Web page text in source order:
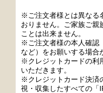
※ご注文者様とは異なる
おりません。ご家族ご親
ことは出来ません。
※ご注文者様の本人確認
など）をお願いする場合
※クレジットカードの利
いただきます。
※クレジットカード決済
視・収集したすべての「